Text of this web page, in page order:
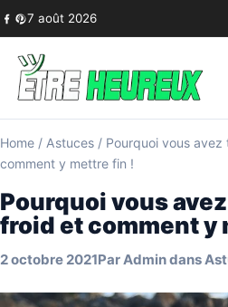
Skip to content
7 août 2026
Home / Astuces / Pourquoi vous
comment y mettre fin !
Pourquoi vous
froid et comment y
2 octobre 2021ParAdmindans